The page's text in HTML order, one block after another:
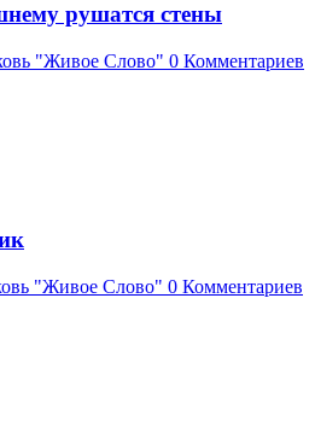
рушатся стены
"Живое Слово" 0 Комментариев
"Живое Слово" 0 Комментариев